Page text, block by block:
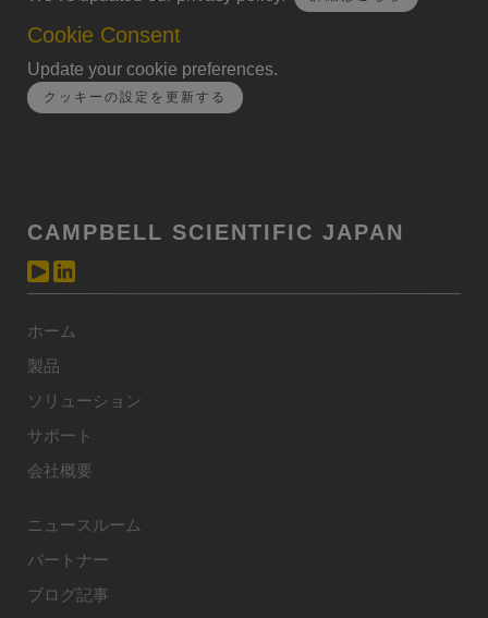
Cookie Consent
Update your cookie preferences.
クッキーの設定を更新する
CAMPBELL SCIENTIFIC JAPAN
ホーム
製品
ソリューション
サポート
会社概要
ニュースルーム
パートナー
ブログ記事